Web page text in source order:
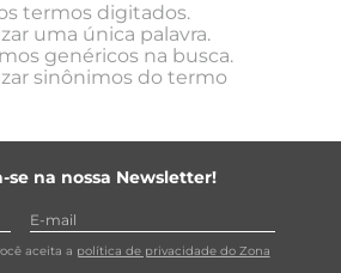
termos digitados.
uma única palavra.
genéricos na busca.
sinônimos do termo
se na nossa Newsletter!
aceita a política de privacidade do Zona